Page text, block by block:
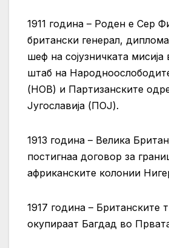
1911 година – Роден е Сер
британски генерал,
шеф на сојузничката
штаб на
(НОВ) и Партизанските
Југославија (ПОЈ).
1913 година – Велика
постигнаа договор за
африканските колонии
1917 година – Британските
окупираат Багдад во